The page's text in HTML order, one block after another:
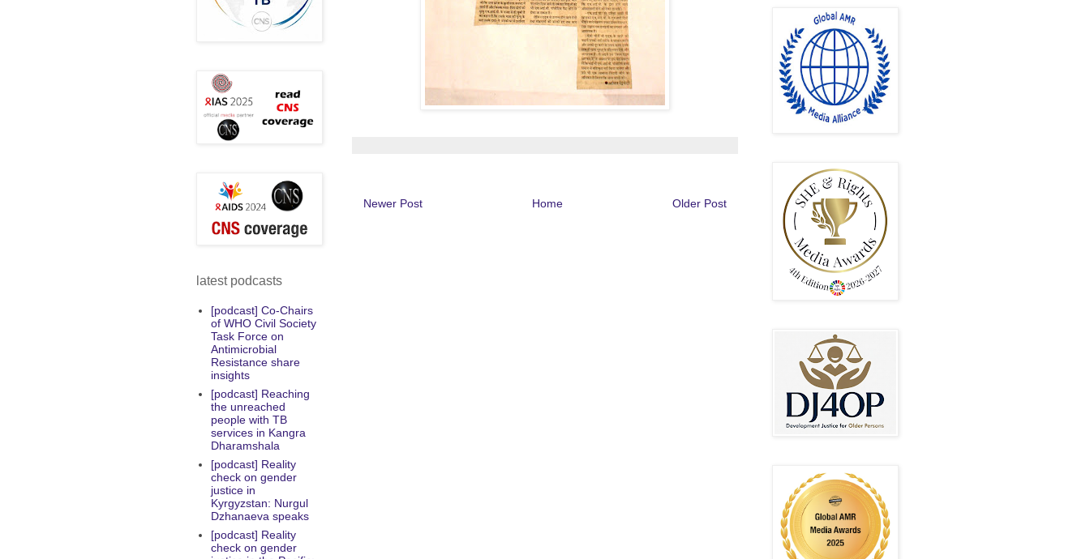
Newer Post Older Post
Home
latest podcasts
[podcast] Co-Chairs
of WHO Civil Society
Task Force on
Antimicrobial
Resistance share
insights
[podcast] Reaching
the unreached
people with TB
services in Kangra
Dharamshala
[podcast] Reality
check on gender
justice in
Kyrgyzstan: Nurgul
Dzhanaeva speaks
[podcast] Reality
check on gender